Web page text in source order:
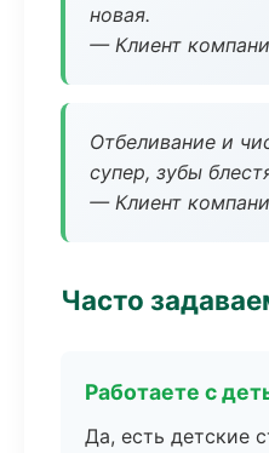
новая.
— Клиент
Отбеливание и
супер, зубы
— Клиент
Часто
Работаете с
Да, есть детские